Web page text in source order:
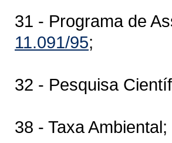
31 - Programa de
11.091/95;
32 - Pesquisa
38 - Taxa Ambiental;